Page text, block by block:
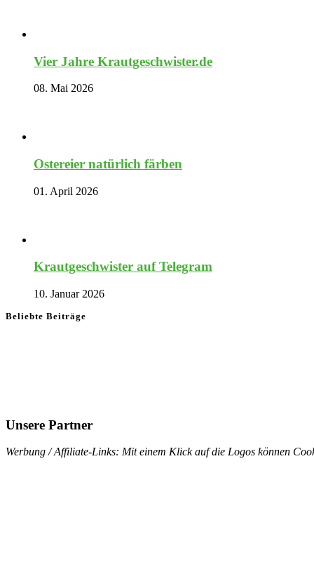
Vier Jahre Krautgeschwister.de
08. Mai 2026
Ostereier natürlich färben
01. April 2026
Krautgeschwister auf Telegram
10. Januar 2026
Beliebte Beiträge
Unsere Partner
Werbung / Affiliate-Links: Mit einem Klick auf die Logos können